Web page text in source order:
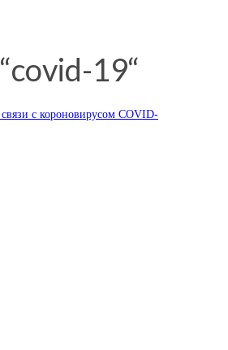
“covid-19“